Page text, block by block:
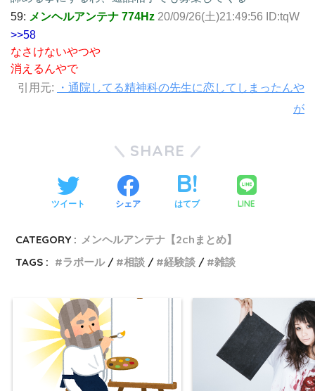
59: メンヘルアンテナ 774Hz 20/09/26(土)21:49:56 ID:tqW
>>58
なさけないやつや
消えるんやで
引用元:
・通院してる精神科の先生に恋してしまったんや
が
SHARE
ツイート シェア はてブ LINE
CATEGORY : メンヘルアンテナ【2chまとめ】
TAGS :
ラポール 相談 経験談 雑談